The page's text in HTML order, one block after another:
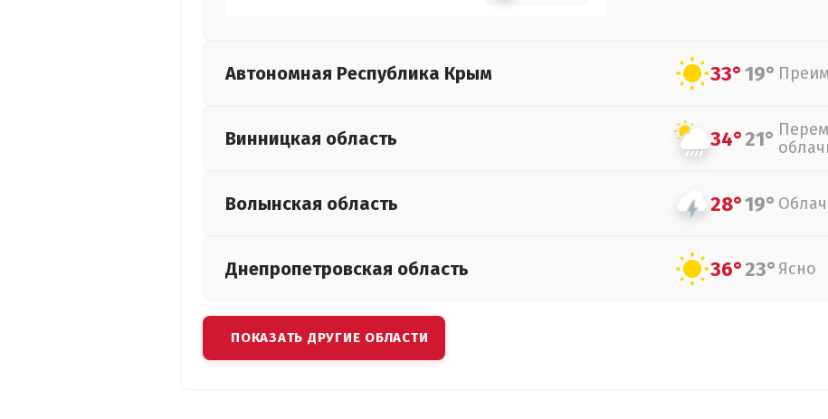
Автономная Республика Крым 33°19°
Винницкая область 34°21°
Волынская область 28°19°
Днепропетровская область 36°23° Ясно
ПОКАЗАТЬ ДРУГИЕ ОБЛАСТИ